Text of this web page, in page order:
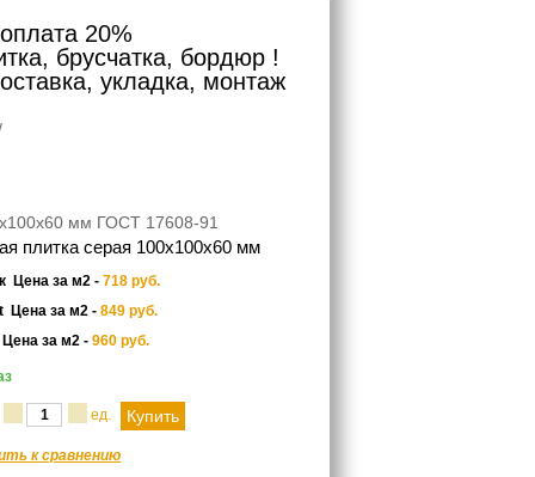
20%
брусчатка, бордюр !
укладка, монтаж
мм ГОСТ 17608-91
плитка серая 100х100х60 мм
Цена за м2 -718руб.
Цена за м2 -849руб.
Цена за м2 -960руб.
ед.
к сравнению